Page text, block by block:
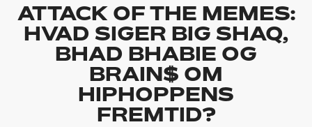
ATTACK OF THE MEMES:
HVAD SIGER BIG SHAQ,
BHAD BHABIE OG
BRAIN$ OM
HIPHOPPENS
FREMTID?